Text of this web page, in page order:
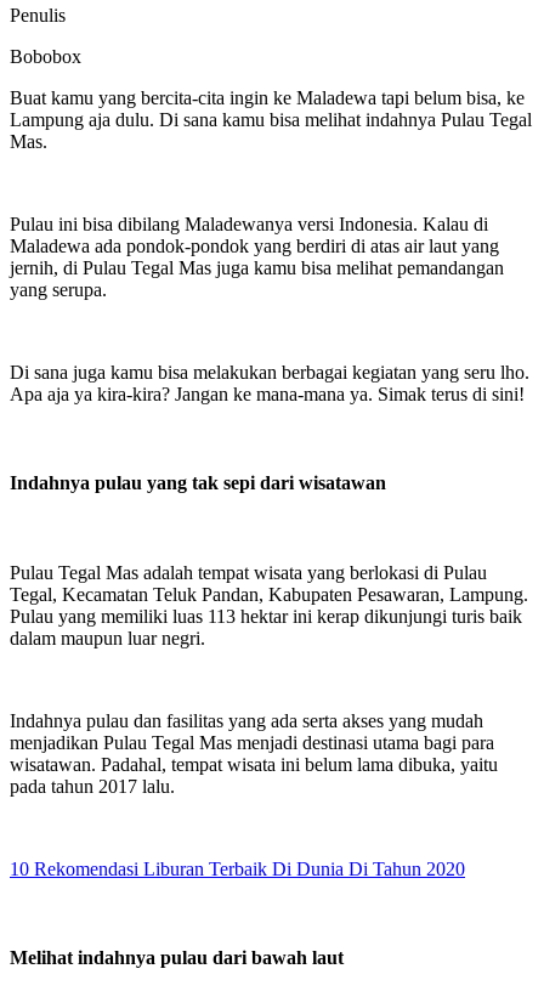
Penulis
Bobobox
Buat kamu yang bercita-cita ingin ke Maladewa tapi belum bisa, ke
Lampung aja dulu. Di sana kamu bisa melihat indahnya Pulau Tegal
Mas.
Pulau ini bisa dibilang Maladewanya versi Indonesia. Kalau di
Maladewa ada pondok-pondok yang berdiri di atas air laut yang
jernih, di Pulau Tegal Mas juga kamu bisa melihat pemandangan
yang serupa.
Di sana juga kamu bisa melakukan berbagai kegiatan yang seru lho.
Apa aja ya kira-kira? Jangan ke mana-mana ya. Simak terus di sini!
Indahnya pulau yang tak sepi dari wisatawan
Pulau Tegal Mas adalah tempat wisata yang berlokasi di Pulau
Tegal, Kecamatan Teluk Pandan, Kabupaten Pesawaran, Lampung.
Pulau yang memiliki luas 113 hektar ini kerap dikunjungi turis baik
dalam maupun luar negri.
Indahnya pulau dan fasilitas yang ada serta akses yang mudah
menjadikan Pulau Tegal Mas menjadi destinasi utama bagi para
wisatawan. Padahal, tempat wisata ini belum lama dibuka, yaitu
pada tahun 2017 lalu.
10 Rekomendasi Liburan Terbaik Di Dunia Di Tahun 2020
Melihat indahnya pulau dari bawah laut